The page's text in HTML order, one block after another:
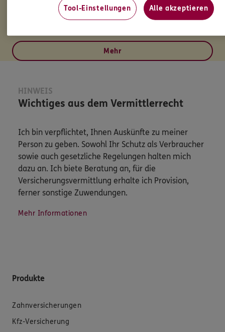
Tel: 0711/50445220
Mobil: 0172/8452228
Mehr
HINWEIS
Wichtiges aus dem Vermittlerrecht
Ich bin verpflichtet, Ihnen Auskünfte zu meiner
Person zu geben. Sowohl Ihr Schutz als Verbraucher
sowie auch gesetzliche Regelungen halten mich
dazu an. Ich biete Beratung an, für die
Versicherungsvermittlung erhalte ich Provision,
ferner sonstige Zuwendungen.
Mehr Informationen
Produkte
Zahnversicherungen
Kfz-Versicherung
Tool-Einstellungen Alle akzeptieren